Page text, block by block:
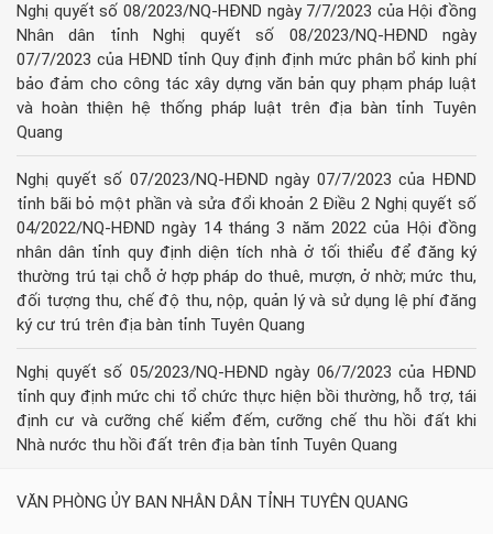
Nghị quyết số 08/2023/NQ-HĐND ngày 7/7/2023 của Hội đồng
Nhân dân tỉnh Nghị quyết số 08/2023/NQ-HĐND ngày
07/7/2023 của HĐND tỉnh Quy định định mức phân bổ kinh phí
bảo đảm cho công tác xây dựng văn bản quy phạm pháp luật
và hoàn thiện hệ thống pháp luật trên địa bàn tỉnh Tuyên
Quang
Nghị quyết số 07/2023/NQ-HĐND ngày 07/7/2023 của HĐND
tỉnh bãi bỏ một phần và sửa đổi khoản 2 Điều 2 Nghị quyết số
04/2022/NQ-HĐND ngày 14 tháng 3 năm 2022 của Hội đồng
nhân dân tỉnh quy định diện tích nhà ở tối thiểu để đăng ký
thường trú tại chỗ ở hợp pháp do thuê, mượn, ở nhờ; mức thu,
đối tượng thu, chế độ thu, nộp, quản lý và sử dụng lệ phí đăng
ký cư trú trên địa bàn tỉnh Tuyên Quang
Nghị quyết số 05/2023/NQ-HĐND ngày 06/7/2023 của HĐND
tỉnh quy định mức chi tổ chức thực hiện bồi thường, hỗ trợ, tái
định cư và cưỡng chế kiểm đếm, cưỡng chế thu hồi đất khi
Nhà nước thu hồi đất trên địa bàn tỉnh Tuyên Quang
VĂN PHÒNG ỦY BAN NHÂN DÂN TỈNH TUYÊN QUANG